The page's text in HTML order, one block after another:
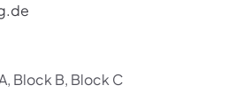
Block B, Block C